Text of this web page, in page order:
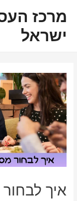
לתוכןמרכז
ישראל
איך